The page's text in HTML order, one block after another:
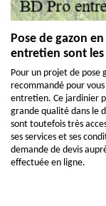
Pose de gazon
entretien sont
Pour un projet de pose
recommandé pour
entretien. Ce jardinier
grande qualité dans le
sont toutefois très
ses services et ses
demande de devis
effectuée en ligne.